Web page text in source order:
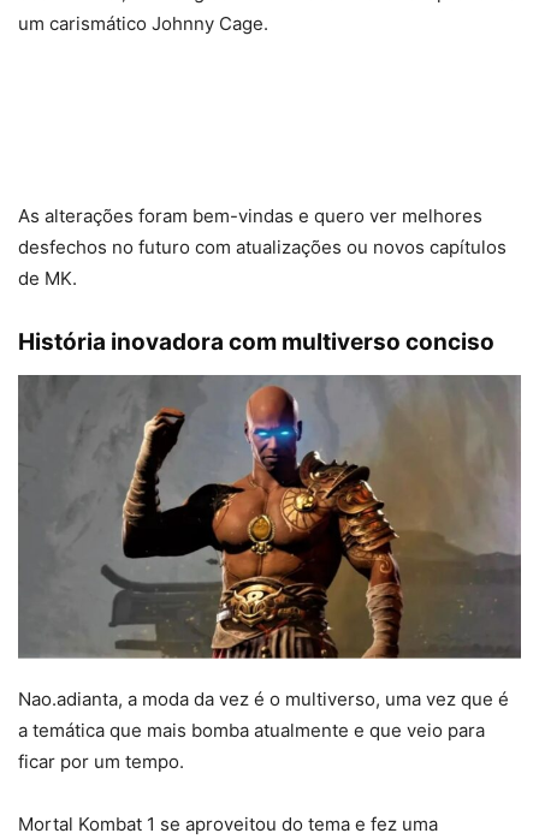
um carismático Johnny Cage.
As alterações foram bem-vindas e quero ver melhores
desfechos no futuro com atualizações ou novos capítulos
de MK.
História inovadora com multiverso conciso
Nao.adianta, a moda da vez é o multiverso, uma vez que é
a temática que mais bomba atualmente e que veio para
ficar por um tempo.
Mortal Kombat 1 se aproveitou do tema e fez uma